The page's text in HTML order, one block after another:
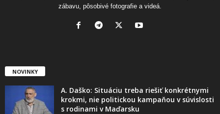
zábavu, pôsobivé fotografie a videá.
NOVINKY
A. Daško: Situáciu treba riešiť konkrétnymi
krokmi, nie politickou kampaňou v súvislosti
s rodinami v Maďarsku